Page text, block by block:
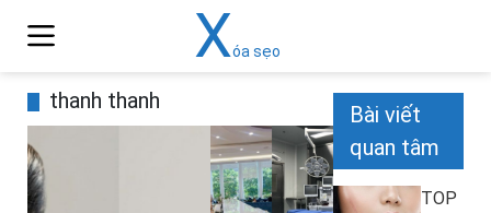
Xóa sẹo
thanh thanh
Bài viết
quan tâm
TOP